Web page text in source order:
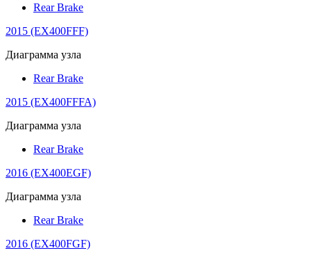
Rear Brake
2015 (EX400FFF)
Диаграмма узла
Rear Brake
2015 (EX400FFFA)
Диаграмма узла
Rear Brake
2016 (EX400EGF)
Диаграмма узла
Rear Brake
2016 (EX400FGF)